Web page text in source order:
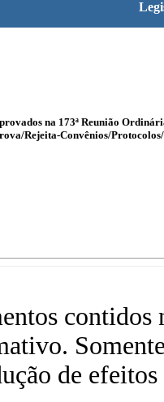
na 173ª Reunião
Rejeita-Convênios/
contidos
de